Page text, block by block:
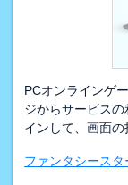
PCオンラインゲ
ジからサービス
インして、画面の
ファンタシース